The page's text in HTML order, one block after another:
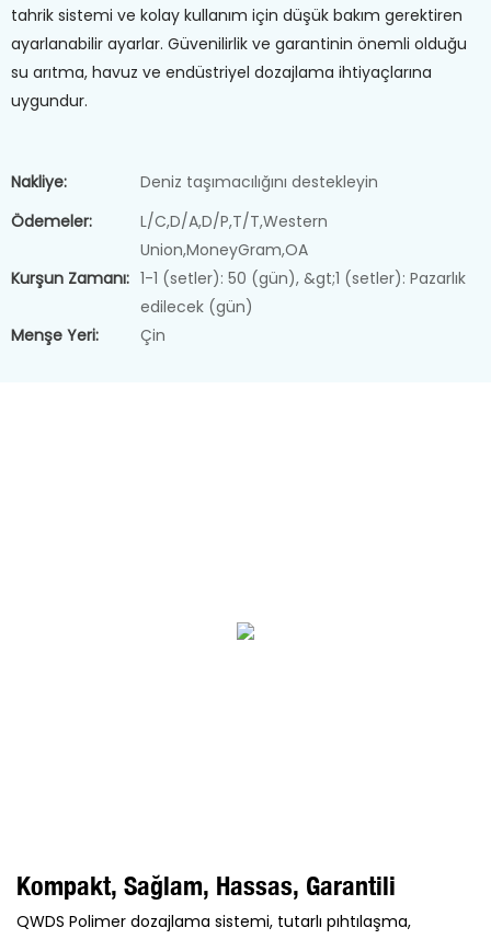
tahrik sistemi ve kolay kullanım için düşük bakım gerektiren
ayarlanabilir ayarlar. Güvenilirlik ve garantinin önemli olduğu
su arıtma, havuz ve endüstriyel dozajlama ihtiyaçlarına
uygundur.
Nakliye:
Deniz taşımacılığını destekleyin
Ödemeler:
L/C,D/A,D/P,T/T,Western
Union,MoneyGram,OA
Kurşun Zamanı: 1-1 (setler): 50 (gün), &gt;1 (setler): Pazarlık
edilecek (gün)
Menşe Yeri:
Çin
Kompakt, Sağlam, Hassas, Garantili
QWDS Polimer dozajlama sistemi, tutarlı pıhtılaşma,